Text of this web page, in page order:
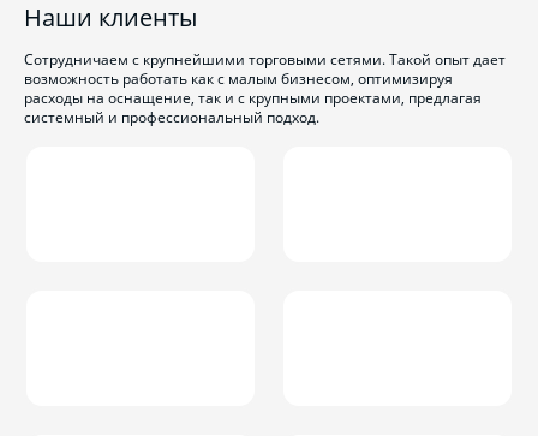
Наши клиенты
Сотрудничаем с крупнейшими торговыми сетями. Такой опыт дает
возможность работать как с малым бизнесом, оптимизируя
расходы на оснащение, так и с крупными проектами, предлагая
системный и профессиональный подход.